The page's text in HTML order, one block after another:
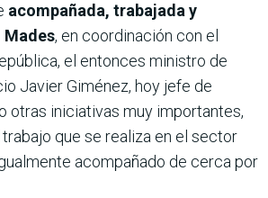
acompañada, trabajada y
Mades, en coordinación con el
el entonces ministro de
Javier Giménez, hoy jefe de
otras iniciativas muy importantes,
que se realiza en el sector
acompañado de cerca por